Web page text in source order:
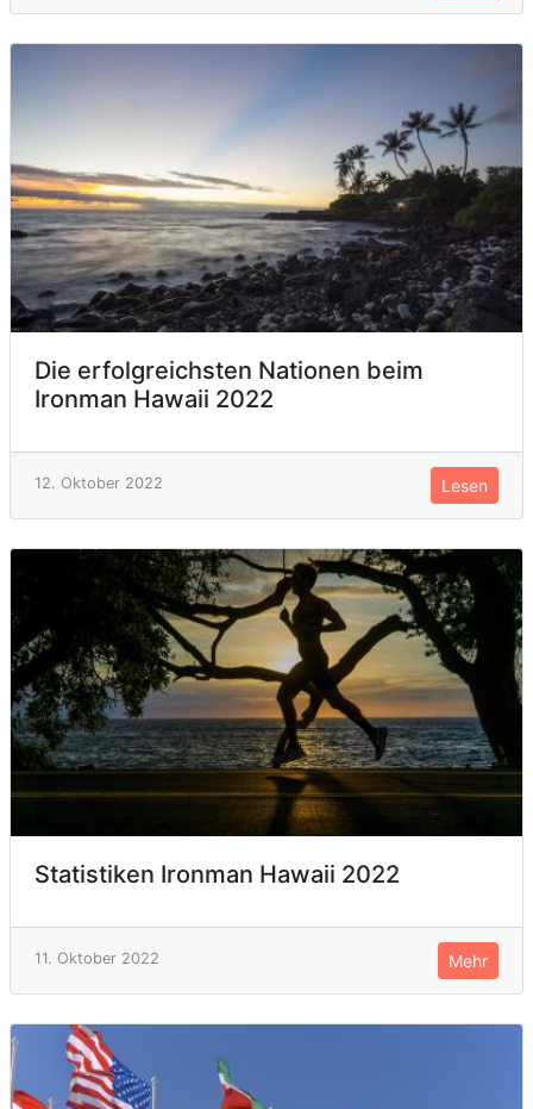
Die erfolgreichsten Nationen beim
Ironman Hawaii 2022
12. Oktober 2022 Lesen
Statistiken Ironman Hawaii 2022
11. Oktober 2022 Mehr